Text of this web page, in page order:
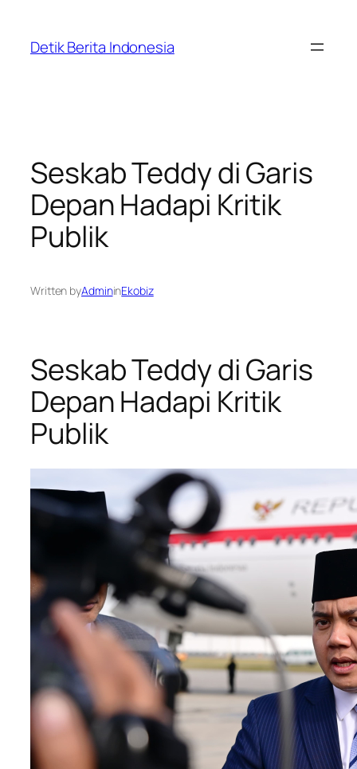
content
Detik Berita Indonesia
Seskab Teddy di Garis
Depan Hadapi Kritik
Publik
Written byAdmininEkobiz
Seskab Teddy di Garis
Depan Hadapi Kritik
Publik